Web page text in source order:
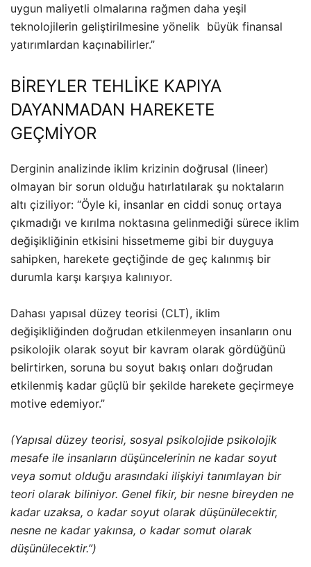
uygun maliyetli olmalarına rağmen daha yeşil
teknolojilerin geliştirilmesine yönelik büyük finansal
yatırımlardan kaçınabilirler.”
BİREYLER TEHLİKE KAPIYA
DAYANMADAN HAREKETE
GEÇMİYOR
Derginin analizinde iklim krizinin doğrusal (lineer)
olmayan bir sorun olduğu hatırlatılarak şu noktaların
altı çiziliyor: “Öyle ki, insanlar en ciddi sonuç ortaya
çıkmadığı ve kırılma noktasına gelinmediği sürece iklim
değişikliğinin etkisini hissetmeme gibi bir duyguya
sahipken, harekete geçtiğinde de geç kalınmış bir
durumla karşı karşıya kalınıyor.
Dahası yapısal düzey teorisi (CLT), iklim
değişikliğinden doğrudan etkilenmeyen insanların onu
psikolojik olarak soyut bir kavram olarak gördüğünü
belirtirken, soruna bu soyut bakış onları doğrudan
etkilenmiş kadar güçlü bir şekilde harekete geçirmeye
motive edemiyor.”
(Yapısal düzey teorisi, sosyal psikolojide psikolojik
mesafe ile insanların düşüncelerinin ne kadar soyut
veya somut olduğu arasındaki ilişkiyi tanımlayan bir
teori olarak biliniyor. Genel fikir, bir nesne bireyden ne
kadar uzaksa, o kadar soyut olarak düşünülecektir,
nesne ne kadar yakınsa, o kadar somut olarak
düşünülecektir.”)